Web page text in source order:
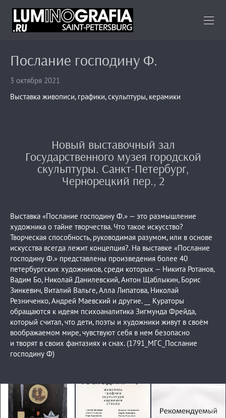
Послание господину Ф.
3 октября 2021
Выставка живописи, графики, скульптуры, керамики
Новый выставочный зал
Государственного музея городской
скульптуры. Санкт-Петербург,
Чернорецкий пер., 2
Выставка «Послание господину Ф.» — это размышление
художника о тайне творчества. Что такое искусство?
Творческая способность, руководимая разумом, или в основе
искусства всегда лежит концепция?. На выставке «Послание
господину Ф.» представлены произведения более 40
петербургских художников, среди которых — Никита Ротанов,
Вадим Бо, Николай Данилевский, Антон Щаблыкин, Борис
Зинкевич, Виталий Вальге, Алла Липатова, Николай
Резниченко, Андрей Маевский и другие. __ Кураторы
обращаются к идеям психоаналитика Зигмунда Фрейда,
который считал, что дети, поэты и художники живут в своём
воображаемом мире, чувствуют себя в нем безопасно
и творят в своих фантазиях и снах. (1791_МГС_Послание
господину Ф)